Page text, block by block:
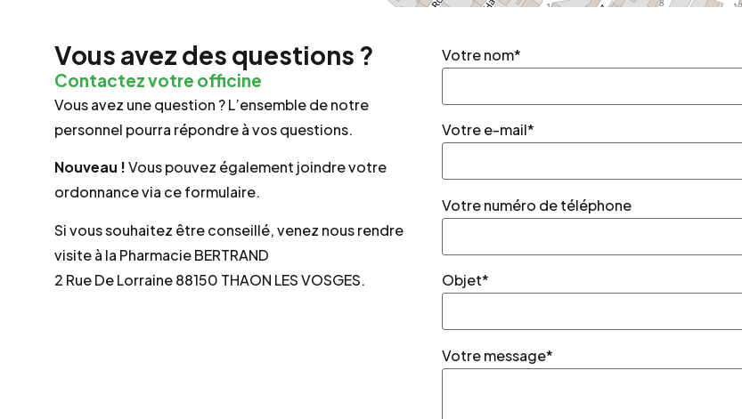
Vous avez des questions ?
Contactez votre officine
Vous avez une question ? L’ensemble de notre
personnel pourra répondre à vos questions.
Nouveau !Vous pouvez également joindre votre
ordonnance via ce formulaire.
Si vous souhaitez être conseillé, venez nous rendre
visite à la Pharmacie BERTRAND
2 Rue De Lorraine 88150 THAON LES VOSGES.
Votre nom*
Votre e-mail*
Votre numéro de téléphone
Objet*
Votre message*